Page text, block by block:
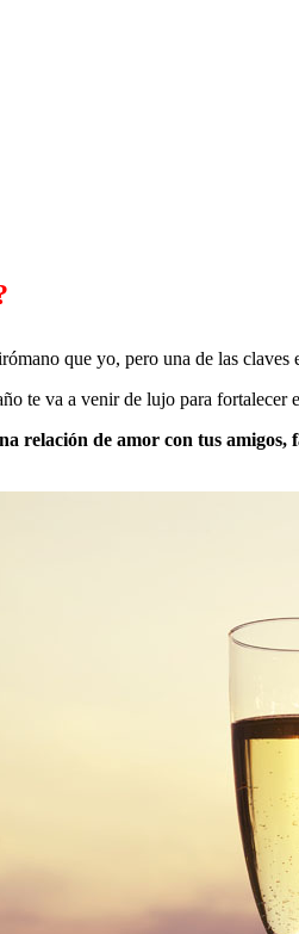
que yo, pero una de las
te va a venir de lujo para fortalecer
relación de amor con tus amigos,